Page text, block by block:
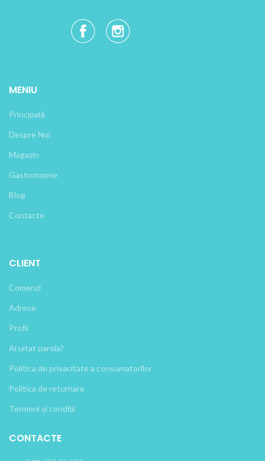
MENIU
Principală
Despre Noi
Magazin
Gastronomie
Blog
Contacte
CLIENT
Comenzi
Adrese
Profil
Ai uitat parola?
Politica de privacitate a consumatorilor
Politica de returnare
Termeni și condiții
CONTACTE